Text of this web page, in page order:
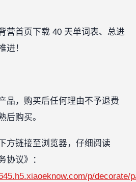
营首页下载 40 天单词表、总进
进！
品，购买后任何理由不予退费
后购买。
方链接至浏览器，仔细阅读
协议》：
p/decorate/